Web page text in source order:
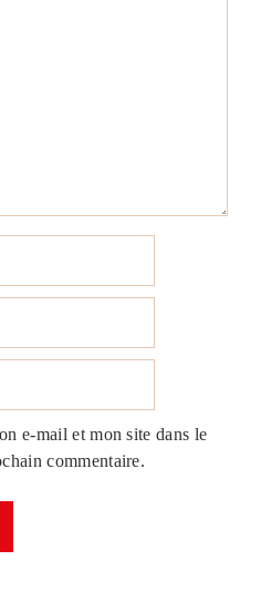
e-mail et mon site dans le
commentaire.